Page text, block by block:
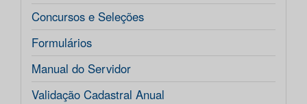
Concursos e Seleções
Formulários
Manual do Servidor
Validação Cadastral Anual